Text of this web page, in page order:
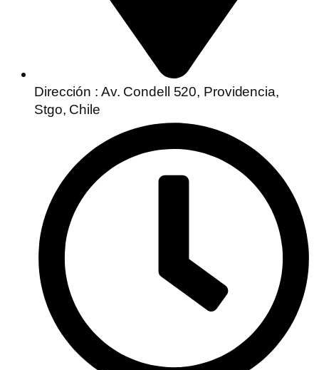
Dirección : Av. Condell 520, Providencia,
Stgo, Chile